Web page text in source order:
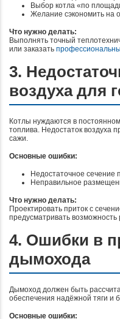
Выбор котла «по
Желание сэкономить на
Что нужно делать:
Выполнять точный
или заказать
3.
воздуха для
Котлы нуждаются в
топлива. Недостаток воздуха
сажи.
Основные ошибки:
Недостаточное сечение
Неправильное
Что нужно делать:
Проектировать приток с
предусматривать возможность
4. Ошибки в
дымохода
Дымоход должен быть
обеспечения надёжной тяги и
Основные ошибки: